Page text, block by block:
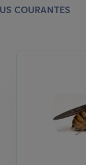
COURANTES